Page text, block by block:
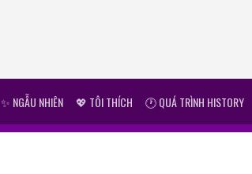
✨ NGẪU NHIÊN 💖 TÔI THÍCH 🕐 QUÁ TRÌNH HISTORY